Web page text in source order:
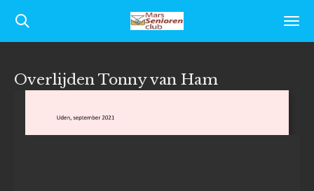
Ga
direct
de
Overlijden Tonny van Ham